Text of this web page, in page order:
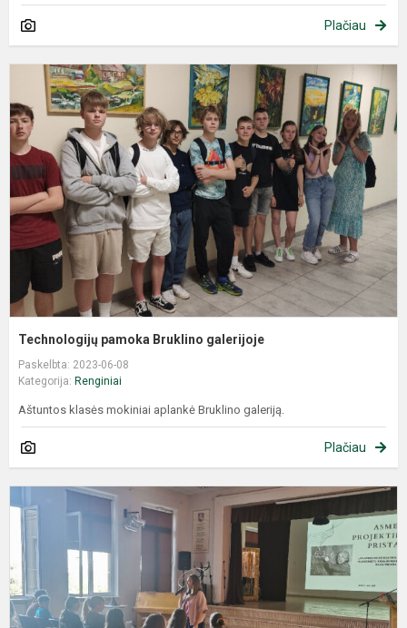
Plačiau
Technologijų pamoka Bruklino galerijoje
Paskelbta: 2023-06-08
Kategorija: Renginiai
Aštuntos klasės mokiniai aplankė Bruklino galeriją.
Plačiau